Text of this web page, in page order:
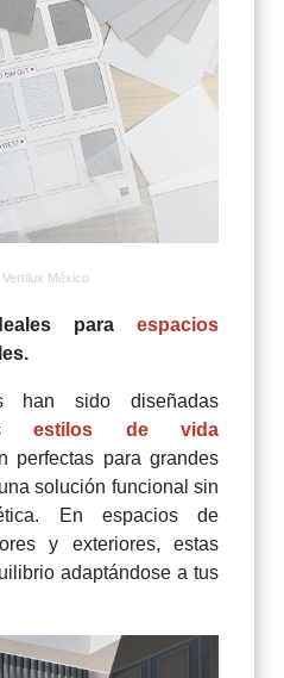
México
para espacios
han sido diseñadas
estilos de vida
perfectas para grandes
solución funcional sin
En espacios de
y exteriores, estas
adaptándose a tus